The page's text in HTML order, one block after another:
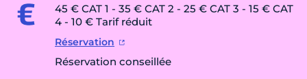
45 € CAT 1 - 35 € CAT 2 - 25 € CAT 3 - 15 € CAT
4 - 10 € Tarif réduit
Réservation
Réservation conseillée